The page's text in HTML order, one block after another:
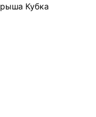
Кубка